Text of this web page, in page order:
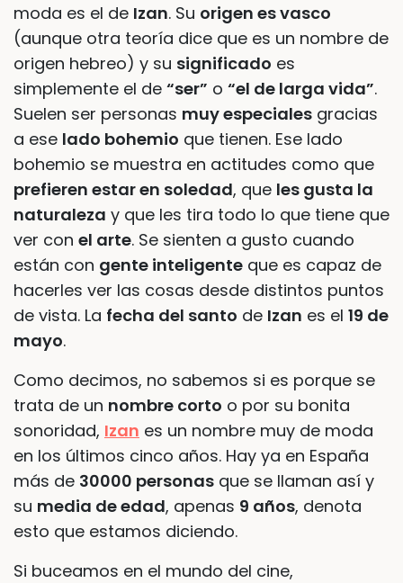
moda es el de Izan. Su origen es vasco
(aunque otra teoría dice que es un nombre de
origen hebreo) y su significado es
simplemente el de “ser” o “el de larga vida”.
Suelen ser personas muy especiales gracias
a ese lado bohemio que tienen. Ese lado
bohemio se muestra en actitudes como que
prefieren estar en soledad, que les gusta la
naturaleza y que les tira todo lo que tiene que
ver con el arte. Se sienten a gusto cuando
están con gente inteligente que es capaz de
hacerles ver las cosas desde distintos puntos
de vista. La fecha del santo de Izan es el 19 de
mayo.
Como decimos, no sabemos si es porque se
trata de un nombre corto o por su bonita
sonoridad, Izan es un nombre muy de moda
en los últimos cinco años. Hay ya en España
más de 30000 personas que se llaman así y
su media de edad, apenas 9 años, denota
esto que estamos diciendo.
Si buceamos en el mundo del cine,